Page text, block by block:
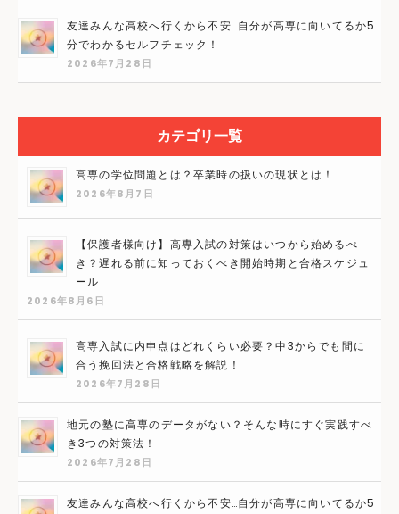
友達みんな高校へ行くから不安…自分が高専に向いてるか5
分でわかるセルフチェック！
2026年7月28日
カテゴリ一覧
高専の学位問題とは？卒業時の扱いの現状とは！
2026年8月7日
【保護者様向け】高専入試の対策はいつから始めるべ
き？遅れる前に知っておくべき開始時期と合格スケジュ
ール
2026年8月6日
高専入試に内申点はどれくらい必要？中3からでも間に
合う挽回法と合格戦略を解説！
2026年7月28日
地元の塾に高専のデータがない？そんな時にすぐ実践すべ
き3つの対策法！
2026年7月28日
友達みんな高校へ行くから不安…自分が高専に向いてるか5